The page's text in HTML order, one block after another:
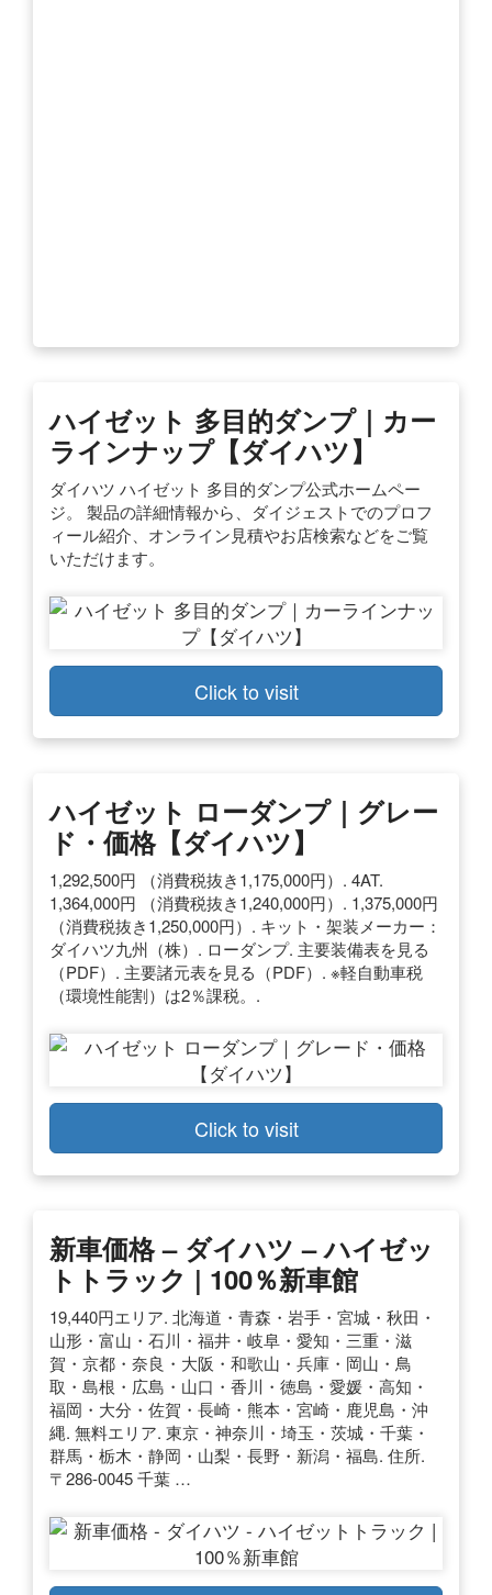
ハイゼット 多目的ダンプ｜カー
ラインナップ【ダイハツ】
ダイハツ ハイゼット 多目的ダンプ公式ホームペー
ジ。 製品の詳細情報から、ダイジェストでのプロフ
ィール紹介、オンライン見積やお店検索などをご覧
いただけます。
Click to visit
ハイゼット ローダンプ｜グレー
ド・価格【ダイハツ】
1,292,500円 （消費税抜き1,175,000円）. 4AT.
1,364,000円 （消費税抜き1,240,000円）. 1,375,000円
（消費税抜き1,250,000円）. キット・架装メーカー：
ダイハツ九州（株）. ローダンプ. 主要装備表を見る
（PDF）. 主要諸元表を見る（PDF）. ※軽自動車税
（環境性能割）は2％課税。.
Click to visit
新車価格 – ダイハツ – ハイゼッ
トトラック | 100％新車館
19,440円エリア. 北海道・青森・岩手・宮城・秋田・
山形・富山・石川・福井・岐阜・愛知・三重・滋
賀・京都・奈良・大阪・和歌山・兵庫・岡山・鳥
取・島根・広島・山口・香川・徳島・愛媛・高知・
福岡・大分・佐賀・長崎・熊本・宮崎・鹿児島・沖
縄. 無料エリア. 東京・神奈川・埼玉・茨城・千葉・
群馬・栃木・静岡・山梨・長野・新潟・福島. 住所.
〒286-0045 千葉 …